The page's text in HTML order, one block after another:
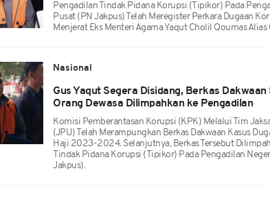
Pengadilan Tindak Pidana Korupsi (Tipikor) Pada
Pusat (PN Jakpus) Telah Meregister Perkara Dugaan
Menjerat Eks Menteri Agama Yaqut Cholil Qoumas Alias
Nasional
Gus Yaqut Segera Disidang, Berkas Dakwaan
Orang Dewasa Dilimpahkan ke Pengadilan
Komisi Pemberantasan Korupsi (KPK) Melalui Tim
(JPU) Telah Merampungkan Berkas Dakwaan Kasus
Haji 2023-2024. Selanjutnya, Berkas Tersebut
Tindak Pidana Korupsi (Tipikor) Pada Pengadilan
Jakpus).